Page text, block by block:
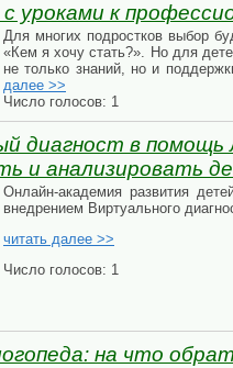
уроками к
Для многих подростков выбор
«Кем я хочу стать?». Но для
не только знаний, но и
далее >>
Число голосов: 1
диагност в
и анализировать
Онлайн-академия развития
внедрением Виртуального
читать далее >>
Число голосов: 1
на что